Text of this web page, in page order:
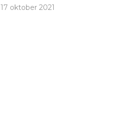
17 oktober 2021